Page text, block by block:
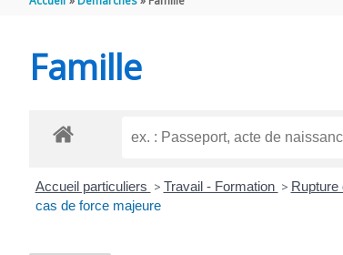
GEMME
Famille
Accueil particuliers > Travail - Formation > Rupture
cas de force majeure